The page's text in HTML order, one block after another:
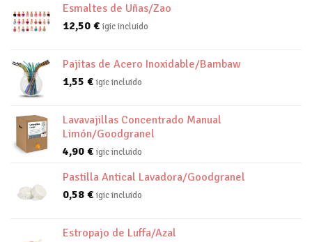
Esmaltes de Uñas/Zao
12,50 € igic incluido
Pajitas de Acero Inoxidable/Bambaw
1,55 € igic incluido
Lavavajillas Concentrado Manual
Limón/Goodgranel
4,90 € igic incluido
Pastilla Antical Lavadora/Goodgranel
0,58 € igic incluido
Estropajo de Luffa/Azal